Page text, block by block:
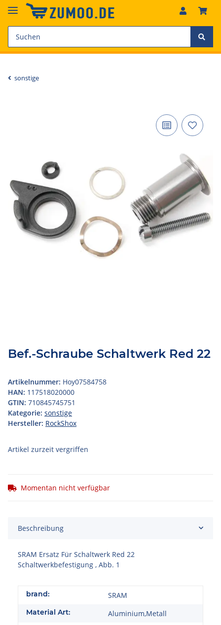
sonstige
Bef.-Schraube Schaltwerk Red 22
Artikelnummer: Hoy07584758
HAN: 117518020000
GTIN: 710845745751
Kategorie: sonstige
Hersteller: RockShox
Artikel zurzeit vergriffen
Momentan nicht verfügbar
Beschreibung
SRAM Ersatz Für Schaltwerk Red 22
Schaltwerkbefestigung , Abb. 1
brand: SRAM
Material Art: Aluminium,Metall